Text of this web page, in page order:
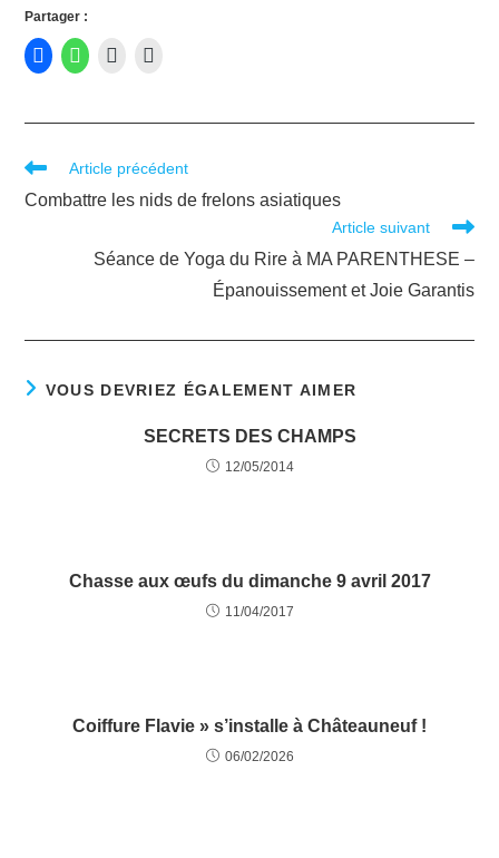
Partager :
Article précédent
Combattre les nids de frelons asiatiques
Article suivant
Séance de Yoga du Rire à MA PARENTHESE –
Épanouissement et Joie Garantis
VOUS DEVRIEZ ÉGALEMENT AIMER
SECRETS DES CHAMPS
12/05/2014
Chasse aux œufs du dimanche 9 avril 2017
11/04/2017
Coiffure Flavie » s’installe à Châteauneuf !
06/02/2026